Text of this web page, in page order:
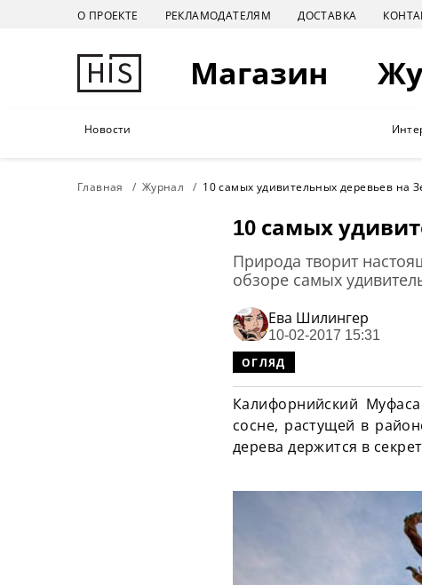
О ПРОЕКТЕ РЕКЛАМОДАТЕЛЯМ ДОСТАВКА
Магазин
Новости
Главная Журнал 10 самых удивительных деревьев на
10 самых
Природа творит
обзоре самых
Ева Шилингер
10-02-2017 15:31
ОГЛЯД
Калифорнийский
сосне, растущей в
дерева держится в